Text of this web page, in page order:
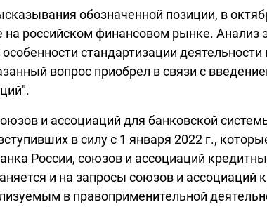
обозначенной позиции, в
на российском финансовом рынке.
стандартизации
вопрос приобрел в связи с
и ассоциаций для банковской
в силу с 1 января 2022 г.,
России, союзов и ассоциаций
и на запросы союзов и
в правоприменительной